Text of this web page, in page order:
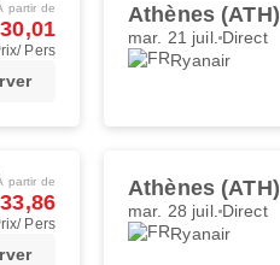
partir de
Pers
Athènes (ATH)
mar. 21 juil. Direct
Ryanair
partir de
Pers
Athènes (ATH)
mar. 28 juil. Direct
Ryanair